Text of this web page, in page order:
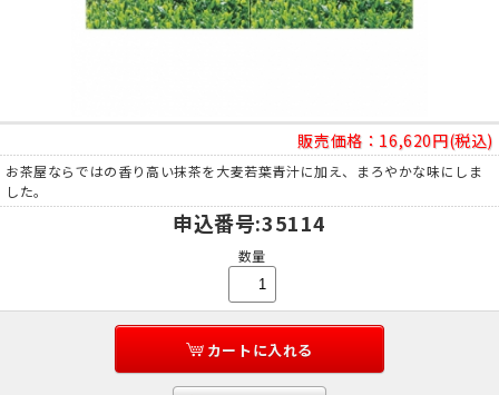
販売価格： 16,620円(税込)
お茶屋ならではの香り高い抹茶を大麦若葉青汁に加え、まろやかな味にしま
した。
申込番号:35114
数量
カートに入れる